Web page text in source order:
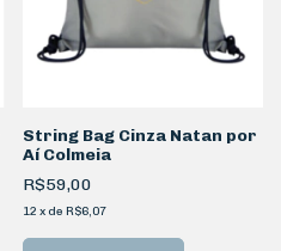
String Bag Cinza Natan por
Aí Colmeia
R$59,00
12 x de R$6,07